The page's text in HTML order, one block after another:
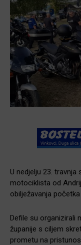
U nedjelju 23.
motociklista od
obilježavanja
Defile su organizirali
županije s ciljem
prometu na